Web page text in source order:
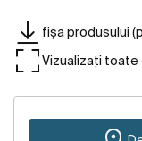
fișa produsului
Vizualizați toate